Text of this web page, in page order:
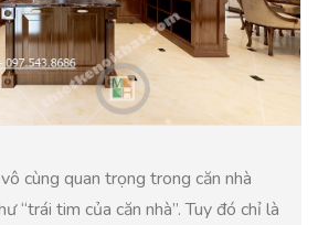
cùng quan trọng trong căn nhà
“trái tim của căn nhà”. Tuy đó chỉ là